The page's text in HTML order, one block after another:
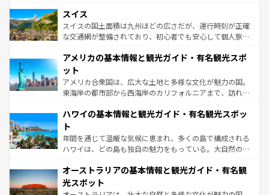
を参照してほしい。
は、お酒好きな人にはぜひ体験してほしい。 なお、新着の
ドイツ情報はコンテンツ一覧を参照してほしい。
リアごとに異なる魅力がある。また、優雅なアフタヌーン
ティー、ビール好きにはたまらない英国パブ、サッカー観
戦など、本場だからこそできる体験も豊富。イギリスを旅
ンツ一覧を参照してほしい。
スイス
スイスの国土面積は九州ほどの広さだが、運行時刻が正確
な交通網が整備されており、初心者でも安心して個人旅行
の建物がそのまま残る町や、スイスならではのユニークな
博物館もあり、アルプス観光だけでなく町歩きも満喫する
ことができる。国民の所得が高いため物価も高いが、旅行
者向けの交通パス提供のサービスもあり、うまく活用すれ
着のスイス情報はコンテンツ一覧を参照してほしい。
アメリカの基本情報と観光ガイド・有名観光スポ
ット
アメリカ合衆国は、広大な土地と多様な文化が魅力の国。
東海岸の都市部から西海岸のカリフォルニアまで、訪れる
のような巨大都市は、観光、ショッピング、エンターテイ
ンメントが詰まった刺激的なスポットだ。一方、アメリカ
西部には大自然が広がり、グランドキャニオンやイエロー
ストーン国立公園といった絶景が堪能できる。さらに、南
文化が魅力。旅行者はアメリカの各地域で異なる魅力を楽
しみながら、その多様性と豊かな歴史を感じることができ
るだろう。車でのロードトリップや列車の旅も、アメリカ
ハワイの基本情報と観光ガイド・有名観光スポッ
ト
年間を通じて温暖な気候に恵まれ、多くの島で構成される
ハワイは、どの島も独自の魅力をもっている。大自然の神
ワイ島は見逃せない。また、定番の観光地といえばオアフ
島だが、静かな自然を求めるならマウイ島やカウアイ島が
おすすめ。エメラルドグリーンに輝く海をはじめ、豊かな
オーストラリアの基本情報と観光ガイド・有名観
光スポット